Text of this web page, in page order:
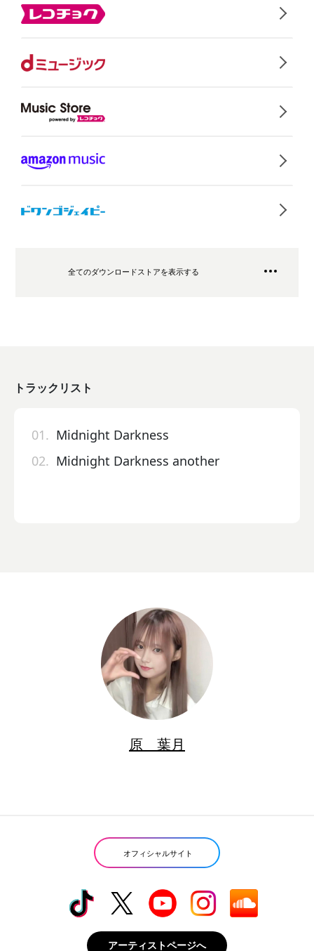
全てのダウンロードストアを表示する
トラックリスト
01. Midnight Darkness
02. Midnight Darkness another
原 葉月
オフィシャルサイト
アーティストページへ